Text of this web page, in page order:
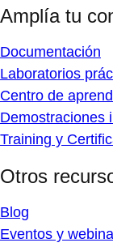
Amplía tu
Documentación
Laboratorios
Centro de
Demostraciones
Training y
Otros
Blog
Eventos y